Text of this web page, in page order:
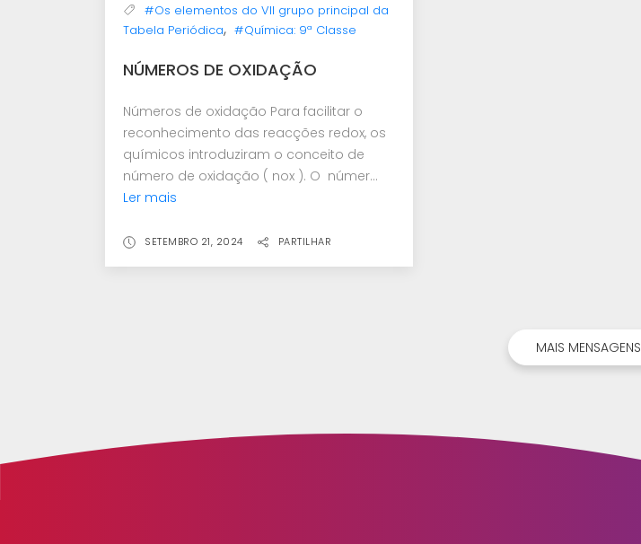
#Os elementos do VII grupo principal da
Tabela Periódica, #Química: 9ª Classe
NÚMEROS DE OXIDAÇÃO
Números de oxidação Para facilitar o
reconhecimento das reacções redox, os
químicos introduziram o conceito de
número de oxidação ( nox ). O númer...
Ler mais
SETEMBRO 21, 2024 PARTILHAR
MAIS MENSAGENS